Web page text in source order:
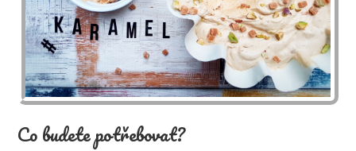
Co budete potřebovat?